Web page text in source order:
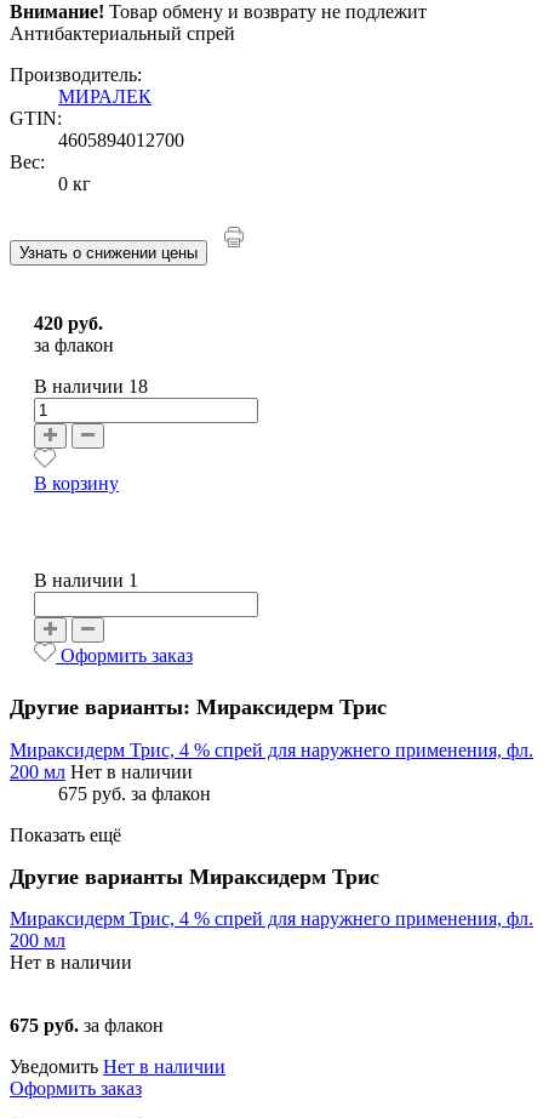
Внимание! Товар обмену и возврату не подлежит
Антибактериальный спрей
Производитель:
МИРАЛЕК
GTIN:
4605894012700
Вес:
0 кг
Узнать о снижении цены
420 руб.
за флакон
В наличии 18
В корзину
В наличии 1
Оформить заказ
Другие варианты: Мираксидерм Трис
Мираксидерм Трис, 4 % спрей для наружнего применения, фл.
200 мл Нет в наличии
675 руб. за флакон
Показать ещё
Другие варианты Мираксидерм Трис
Мираксидерм Трис, 4 % спрей для наружнего применения, фл.
200 мл
Нет в наличии
675 руб. за флакон
Уведомить Нет в наличии
Оформить заказ